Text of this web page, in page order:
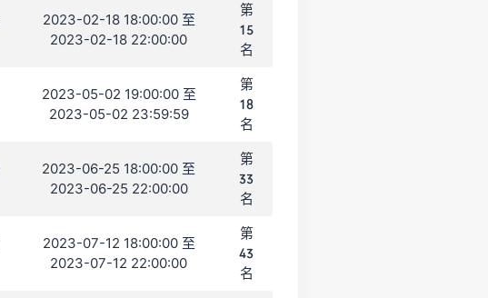
2023-02-18 18:00:00 至
2023-02-18 22:00:00
第
15
名
2023-05-02 19:00:00 至
2023-05-02 23:59:59
第
18
名
2023-06-25 18:00:00 至
2023-06-25 22:00:00
第
33
名
2023-07-12 18:00:00 至
2023-07-12 22:00:00
第
43
名